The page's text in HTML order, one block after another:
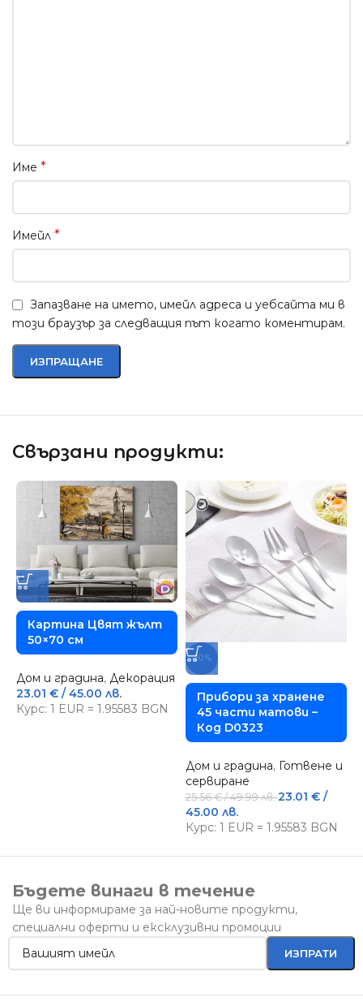
Име *
Имейл *
Запазване на името, имейл адреса и уебсайта ми в
този браузър за следващия път когато коментирам.
Свързани продукти:
Картина Цвят жълт
50×70 см
Дом и градина, Декорация
23.01 € / 45.00 лв.
Курс: 1 EUR = 1.95583 BGN
-10%
Прибори за хранене
45 части матови –
Код D0323
Дом и градина, Готвене и
сервиране
25.56€/ 49.99 лв.23.01 €/
45.00 лв.
Курс: 1 EUR = 1.95583 BGN
Бъдете винаги в течение
Ще ви информираме за най-новите продукти,
специални оферти и ексклузивни промоции